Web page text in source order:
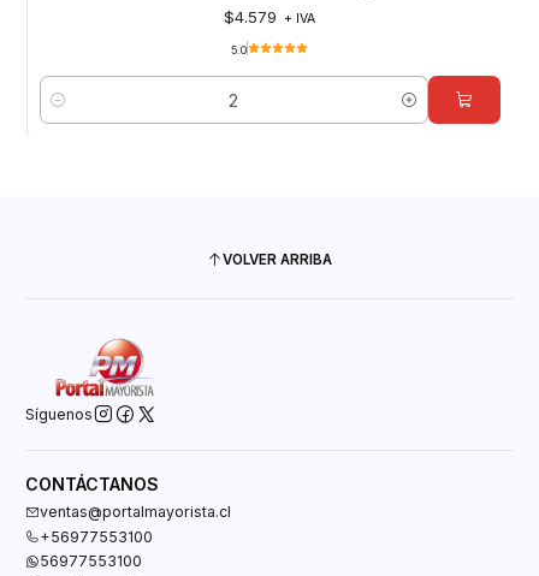
$4.579 + IVA
5.0
Cantidad
VOLVER ARRIBA
Síguenos
CONTÁCTANOS
ventas@portalmayorista.cl
+56977553100
56977553100